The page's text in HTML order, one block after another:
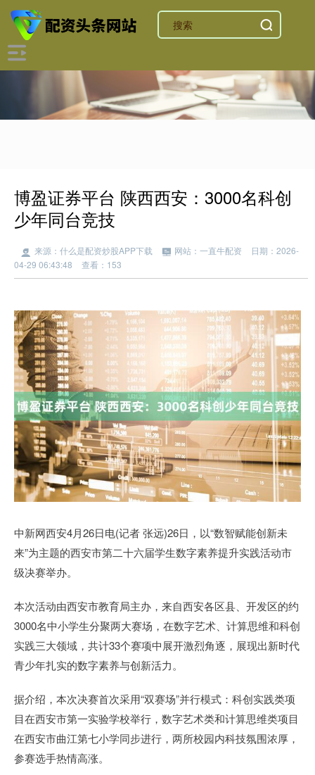
博盈证券平台 陕西西安：3000名科创
少年同台竞技
来源：什么是配资炒股APP下载 网站：一直牛配资
日期：2026-
04-29 06:43:48
查看：153
中新网西安4月26日电(记者 张远)26日，以“数智赋能创新未
来”为主题的西安市第二十六届学生数字素养提升实践活动市
级决赛举办。
本次活动由西安市教育局主办，来自西安各区县、开发区的约
3000名中小学生分聚两大赛场，在数字艺术、计算思维和科创
实践三大领域，共计33个赛项中展开激烈角逐，展现出新时代
青少年扎实的数字素养与创新活力。
据介绍，本次决赛首次采用“双赛场”并行模式：科创实践类项
目在西安市第一实验学校举行，数字艺术类和计算思维类项目
在西安市曲江第七小学同步进行，两所校园内科技氛围浓厚，
参赛选手热情高涨。